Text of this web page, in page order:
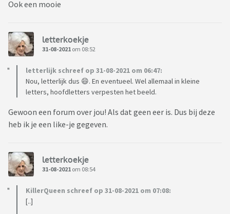
Ook een mooie
letterkoekje
31-08-2021 om 08:52
letterlijk schreef op 31-08-2021 om 06:47:
Nou, letterlijk dus 😄. En eventueel. Wel allemaal in kleine
letters, hoofdletters verpesten het beeld.
Gewoon een forum over jou! Als dat geen eer is. Dus bij deze
heb ik je een like-je gegeven.
letterkoekje
31-08-2021 om 08:54
KillerQueen schreef op 31-08-2021 om 07:08:
[..]